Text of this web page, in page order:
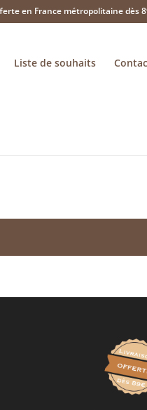
en France métropolitaine dès
Liste de souhaits